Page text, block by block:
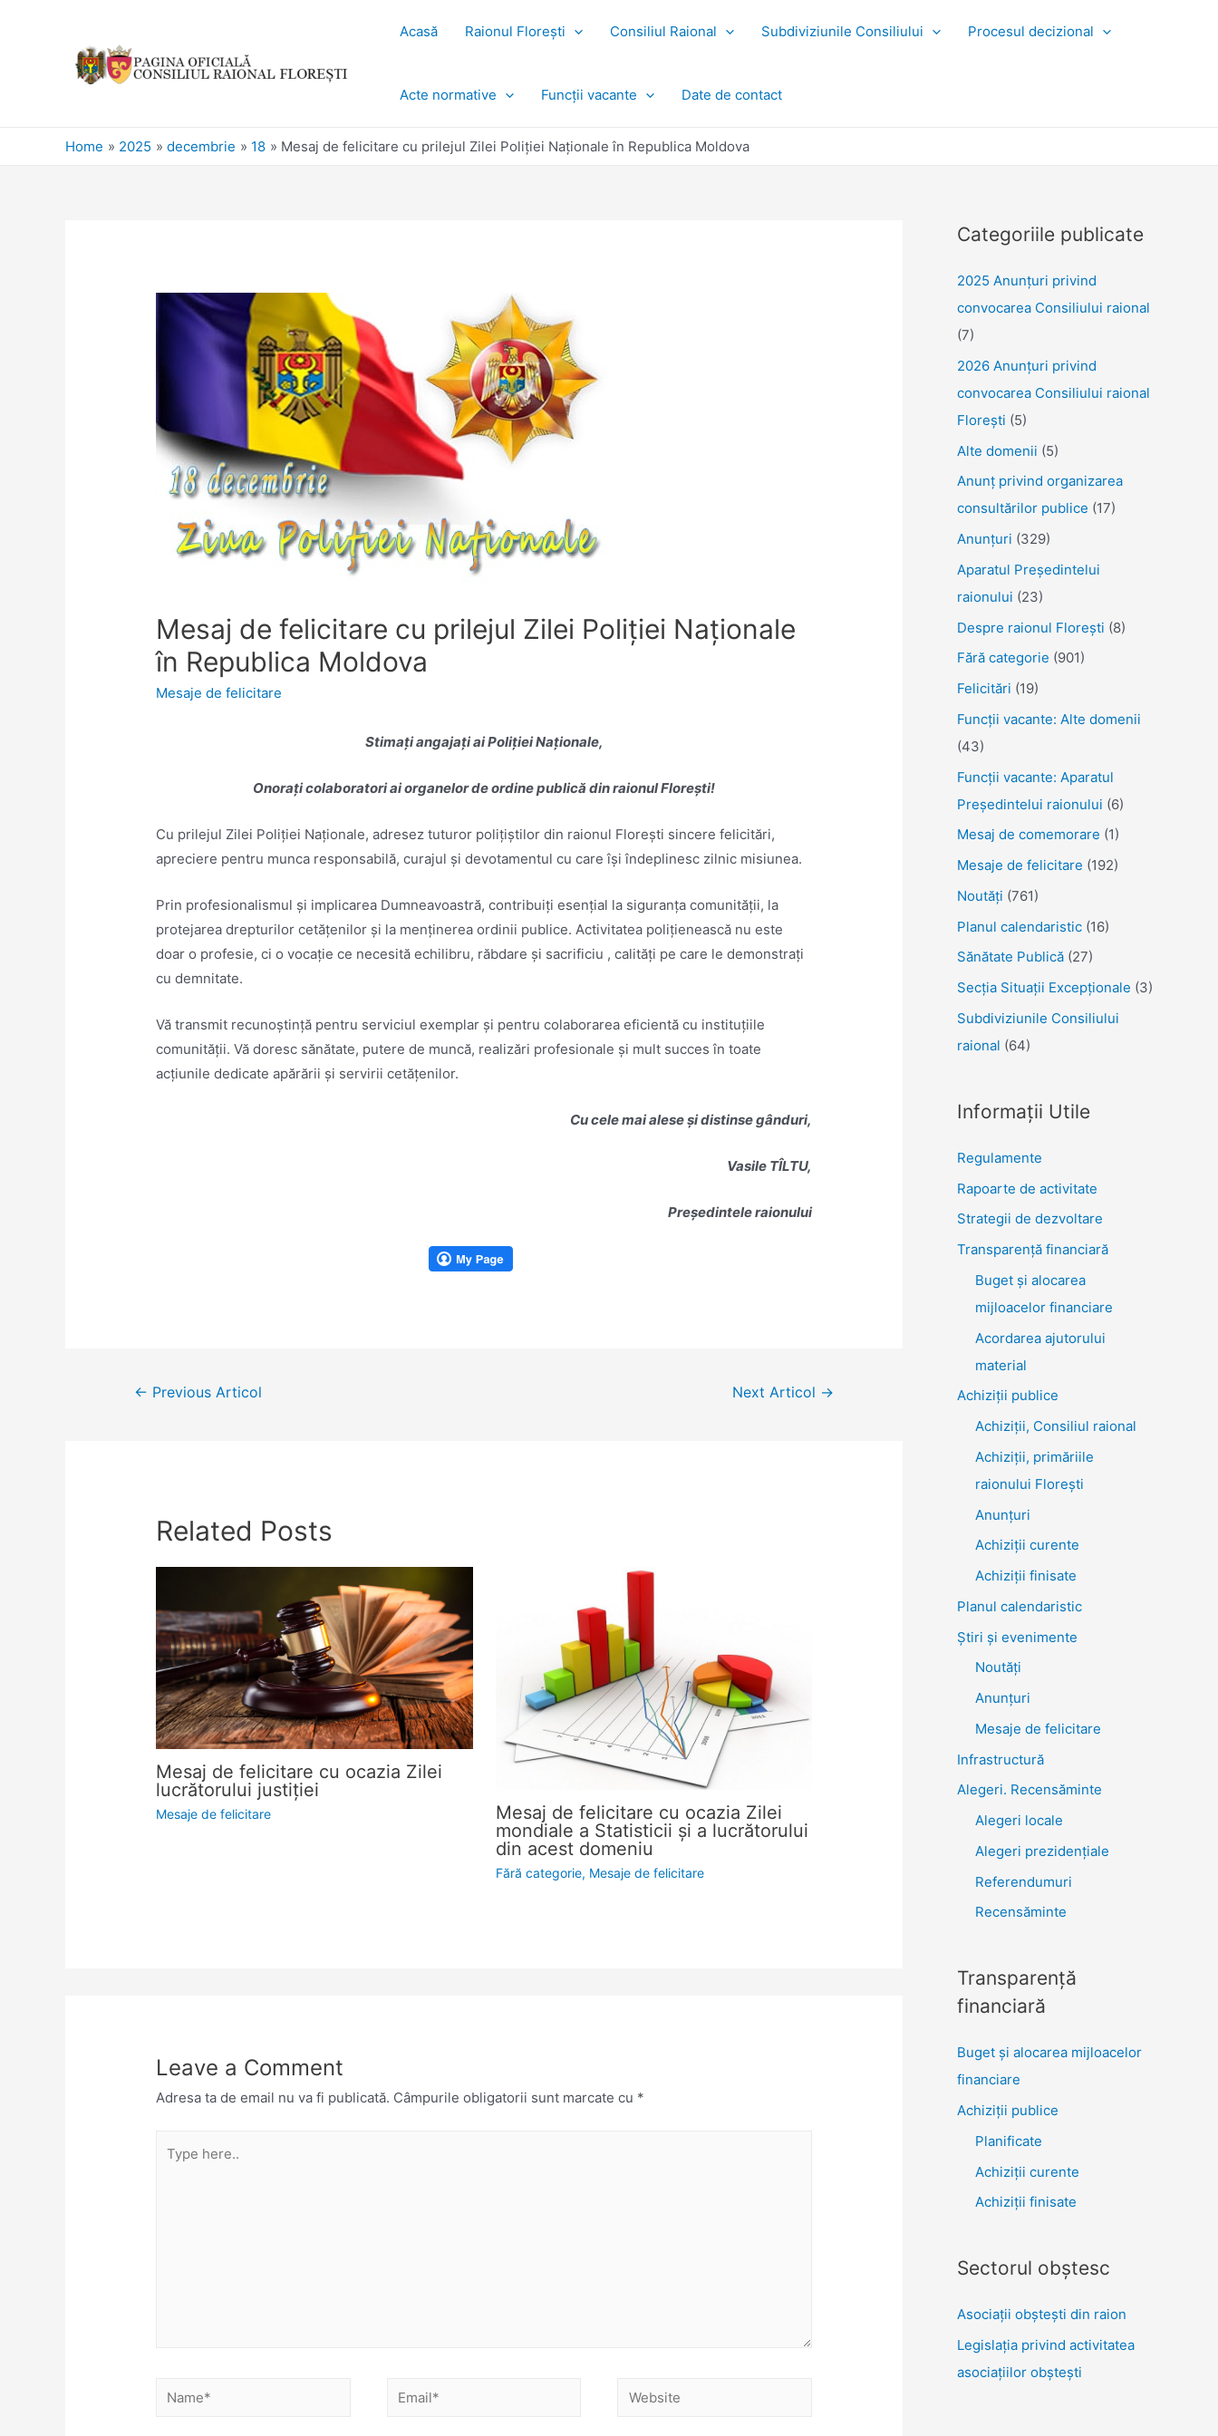
Acasă Raionul Florești Consiliul Raional Subdiviziunile Consiliului Procesul decizional
Acte normative Funcții vacante Date de contact
Home 2025 decembrie 18 Mesaj de felicitare cu prilejul Zilei Poliției Naționale în Republica Moldova
Mesaj de felicitare cu prilejul Zilei Poliției Naționale
în Republica Moldova
Mesaje de felicitare
Stimați angajați ai Poliției Naționale,
Onorați colaboratori ai organelor de ordine publică din raionul Florești!
Cu prilejul Zilei Poliției Naționale, adresez tuturor polițiștilor din raionul Florești sincere felicitări,
apreciere pentru munca responsabilă, curajul și devotamentul cu care își îndeplinesc zilnic misiunea.
Prin profesionalismul și implicarea Dumneavoastră, contribuiți esențial la siguranța comunității, la
protejarea drepturilor cetățenilor și la menținerea ordinii publice. Activitatea polițienească nu este
doar o profesie, ci o vocație ce necesită echilibru, răbdare și sacrificiu , calități pe care le demonstrați
cu demnitate.
Vă transmit recunoștință pentru serviciul exemplar și pentru colaborarea eficientă cu instituțiile
comunității. Vă doresc sănătate, putere de muncă, realizări profesionale și mult succes în toate
acțiunile dedicate apărării și servirii cetățenilor.
Cu cele mai alese și distinse gânduri,
Vasile TÎLTU,
Președintele raionului
Navigare
← Previous Articol Next Articol →
Related Posts
Mesaj de felicitare cu ocazia Zilei
lucrătorului justiţiei
Mesaje de felicitare
Mesaj de felicitare cu ocazia Zilei
mondiale a Statisticii şi a lucrătorului
din acest domeniu
Fără categorie, Mesaje de felicitare
Leave a Comment
Adresa ta de email nu va fi publicată. Câmpurile obligatorii sunt marcate cu *
here..
Name* Email* Website
Categoriile publicate
2025 Anunţuri privind
convocarea Consiliului raional
(7)
2026 Anunțuri privind
convocarea Consiliului raional
Florești (5)
Alte domenii (5)
Anunţ privind organizarea
consultărilor publice (17)
Anunţuri (329)
Aparatul Preşedintelui
raionului (23)
Despre raionul Floreşti (8)
Fără categorie (901)
Felicitări (19)
Funcţii vacante: Alte domenii
(43)
Funcții vacante: Aparatul
Președintelui raionului (6)
Mesaj de comemorare (1)
Mesaje de felicitare (192)
Noutăţi (761)
Planul calendaristic (16)
Sănătate Publică (27)
Secția Situații Excepționale (3)
Subdiviziunile Consiliului
raional (64)
Informații Utile
Regulamente
Rapoarte de activitate
Strategii de dezvoltare
Transparenţă financiară
Buget și alocarea
mijloacelor financiare
Acordarea ajutorului
material
Achiziţii publice
Achiziții, Consiliul raional
Achiziții, primăriile
raionului Florești
Anunțuri
Achiziții curente
Achiziții finisate
Planul calendaristic
Știri şi evenimente
Noutăţi
Anunţuri
Mesaje de felicitare
Infrastructură
Alegeri. Recensăminte
Alegeri locale
Alegeri prezidențiale
Referendumuri
Recensăminte
Transparenţă
financiară
Buget și alocarea mijloacelor
financiare
Achiziţii publice
Planificate
Achiziții curente
Achiziții finisate
Sectorul obştesc
Asociaţii obşteşti din raion
Legislaţia privind activitatea
asociaţiilor obşteşti